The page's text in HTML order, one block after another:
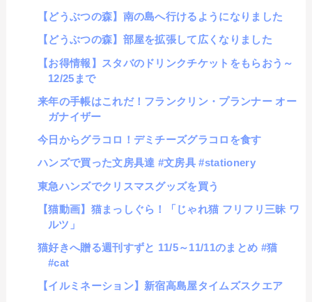
【どうぶつの森】南の島へ行けるようになりました
【どうぶつの森】部屋を拡張して広くなりました
【お得情報】スタバのドリンクチケットをもらおう～
12/25まで
来年の手帳はこれだ！フランクリン・プランナー オー
ガナイザー
今日からグラコロ！デミチーズグラコロを食す
ハンズで買った文房具達 #文房具 #stationery
東急ハンズでクリスマスグッズを買う
【猫動画】猫まっしぐら！「じゃれ猫 フリフリ三昧 ワ
ルツ」
猫好きへ贈る週刊すずと 11/5～11/11のまとめ #猫
#cat
【イルミネーション】新宿高島屋タイムズスクエア